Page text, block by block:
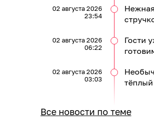
02 августа 2026
23:54
Гости
02 августа 2026
06:22
02 августа 2026
03:03
Все новости по теме